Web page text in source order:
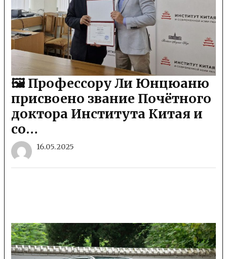
🖼 Профессору Ли Юнцюаню
присвоено звание Почётного
доктора Института Китая и
со…
16.05.2025